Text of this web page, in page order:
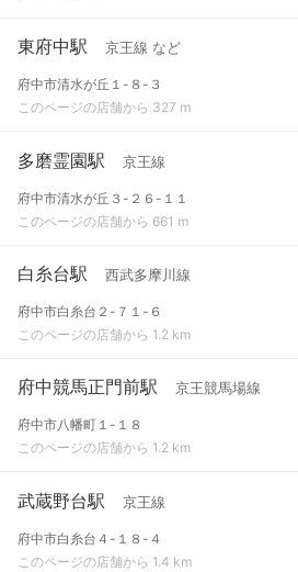
東府中駅 京王線 など
府中市清水が丘１-８-３
このページの店舗から 327 m
多磨霊園駅 京王線
府中市清水が丘３-２６-１１
このページの店舗から 661 m
白糸台駅 西武多摩川線
府中市白糸台２-７１-６
このページの店舗から 1.2 km
府中競馬正門前駅 京王競馬場線
府中市八幡町１-１８
このページの店舗から 1.2 km
武蔵野台駅 京王線
府中市白糸台４-１８-４
このページの店舗から 1.4 km